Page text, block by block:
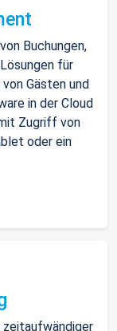
Buchungen,
für
Gästen und
in der Cloud
Zugriff von
oder ein
zeitaufwändiger